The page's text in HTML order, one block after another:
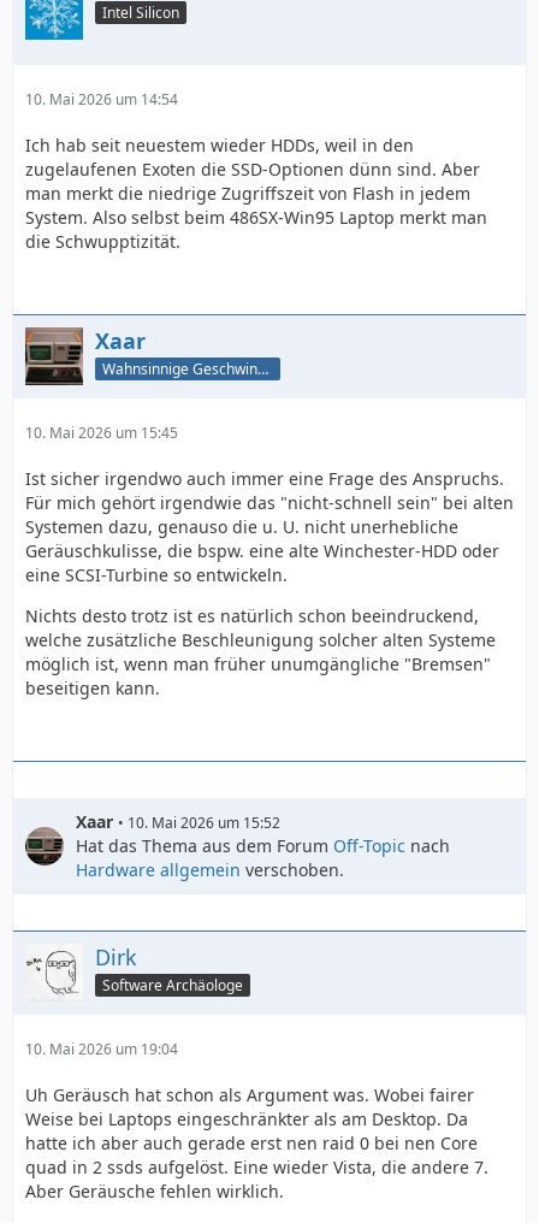
Intel Silicon
10. Mai 2026 um 14:54
Ich hab seit neuestem wieder HDDs, weil in den
zugelaufenen Exoten die SSD-Optionen dünn sind. Aber
man merkt die niedrige Zugriffszeit von Flash in jedem
System. Also selbst beim 486SX-Win95 Laptop merkt man
die Schwupptizität.
Xaar
Wahnsinnige Geschwindigkeit - und los!
10. Mai 2026 um 15:45
Ist sicher irgendwo auch immer eine Frage des Anspruchs.
Für mich gehört irgendwie das "nicht-schnell sein" bei alten
Systemen dazu, genauso die u. U. nicht unerhebliche
Geräuschkulisse, die bspw. eine alte Winchester-HDD oder
eine SCSI-Turbine so entwickeln.
Nichts desto trotz ist es natürlich schon beeindruckend,
welche zusätzliche Beschleunigung solcher alten Systeme
möglich ist, wenn man früher unumgängliche "Bremsen"
beseitigen kann.
Xaar 10. Mai 2026 um 15:52
Hat das Thema aus dem Forum Off-Topic nach
Hardware allgemein verschoben.
Dirk
Software Archäologe
10. Mai 2026 um 19:04
Uh Geräusch hat schon als Argument was. Wobei fairer
Weise bei Laptops eingeschränkter als am Desktop. Da
hatte ich aber auch gerade erst nen raid 0 bei nen Core
quad in 2 ssds aufgelöst. Eine wieder Vista, die andere 7.
Aber Geräusche fehlen wirklich.